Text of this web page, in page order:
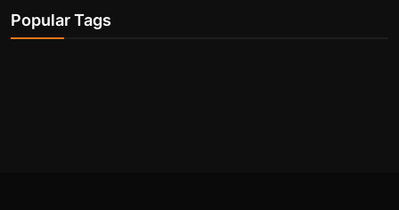
Popular Tags